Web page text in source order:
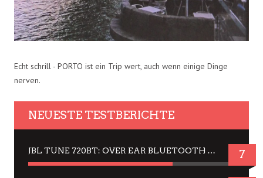
Echt schrill - PORTO ist ein Trip wert, auch wenn einige Dinge
nerven.
NEUESTE TESTBERICHTE
JBL TUNE 720BT: OVER EAR BLUETOOTH KOPFHÖRER UM DIE 50,-€ IM DAUER-TEST 7